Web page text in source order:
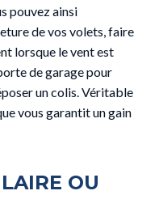
pouvez ainsi
de vos volets, faire
lorsque le vent est
de garage pour
un colis. Véritable
vous garantit un gain
OU